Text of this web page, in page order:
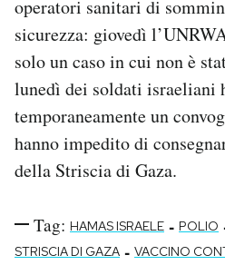
operatori sanitari di
sicurezza: giovedì
solo un caso in cui non è
lunedì dei soldati israeliani
temporaneamente un
hanno impedito di
della Striscia di Gaza.
Tag: HAMAS ISRAELE - POLIO
STRISCIA DI GAZA - VACCINO